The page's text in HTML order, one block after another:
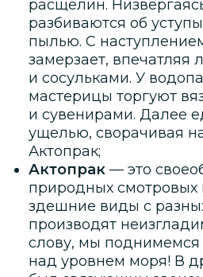
расщелин.
разбиваются об
пылью. С
замерзает, впечатляя
и сосульками. У
мастерицы торгуют
и сувенирами. Далее
ущелью, сворачивая
Актопрак;
Актопрак — это
природных смотровых
здешние виды с
производят
слову, мы поднимемся
над уровнем моря! В